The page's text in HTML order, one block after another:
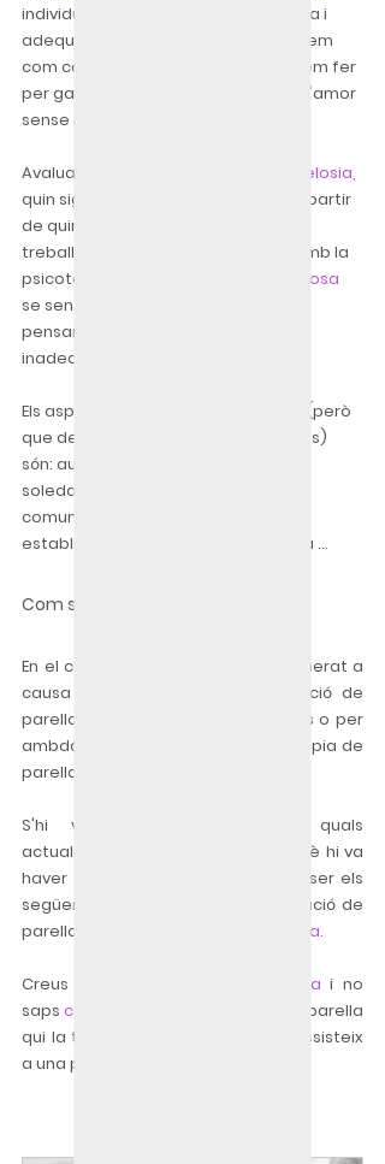
individual (segons la modalitat triada i
adequada per a cada cas) aprendrem
com combatre la gelosia
i què podem fer
per gaudir de la vida en parella i de l'amor
sense pors i inseguretat.
Avaluarem
per què es produeix la gelosia,
quin significat tenen en la relació, a partir
de quin moment van aparèixer i
treballarem una sèrie d'aspectes amb la
psicoteràpia, perquè la
persona gelosa
se senti tranquil·la i deixi de tenir
pensaments i comportaments
inadequats.
Els aspectes que solen treballar-se (però
que depenen totalment de cada cas)
són: autoestima, treballar la por a la
soledat, també la confiança i
comunicació adequades en parella,
establir un vincle adequat en parella ...
Com superar una infidelitat?
En el cas que la gelosia s'hagin generat a
causa d'una
infidelitat en la relació de
parella
per part d'un dels membres o per
ambdós, serà adequat fer una teràpia de
parella.
S'hi veuran el motius pels quals
actualment existeix gelosia, per què hi va
haver una infidelitat i quins poden ser els
següents passos per tenir una relació de
parella satisfactòria i amb
confiança.
Creus que tens gelosia patològica i no
saps com
? És la teva parella
qui la té? No dubtis a contactar; assisteix
a una primera visita.